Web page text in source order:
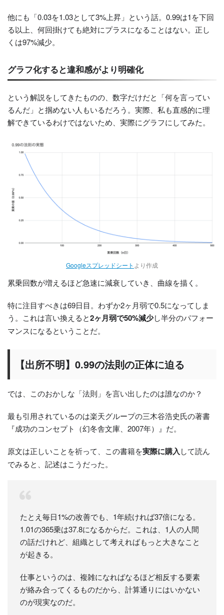
他にも「0.03を1.03として3%上昇」という話。0.99は1を下回
る以上、何回掛けても絶対にプラスになることはない。正し
くは97%減少。
グラフ化すると違和感がより明確化
という解説をしてきたものの、数字だけだと「何を言ってい
るんだ」と掴めない人もいるだろう。実際、私も直感的に理
解できているわけではないため、実際にグラフにしてみた。
Googleスプレッドシート より作成
累乗回数が増えるほど急速に減衰していき、曲線を描く。
特に注目すべきは69日目。わずか2ヶ月弱で0.5になってしま
う。これは言い換えると2ヶ月弱で50%減少し半分のパフォー
マンスになるということだ。
【出所不明】0.99の法則の正体に迫る
では、このおかしな「法則」を言い出したのは誰なのか？
最も引用されているのは楽天グループの三木谷浩史氏の著書
『成功のコンセプト（幻冬舎文庫、2007年）』だ。
原文は正しいことを祈って、この書籍を実際に購入して読ん
でみると、記述はこうだった。
たとえ毎日1%の改善でも、1年続ければ37倍になる。
1.01の365乗は37.8になるからだ。これは、1人の人間
の話だけれど、組織として考えればもっと大きなこと
が起きる。
仕事というのは、複雑になればなるほど相反する要素
が絡み合ってくるものだから、計算通りにはいかない
のが現実なのだ。